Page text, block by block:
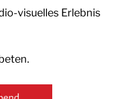
visuelles Erlebnis